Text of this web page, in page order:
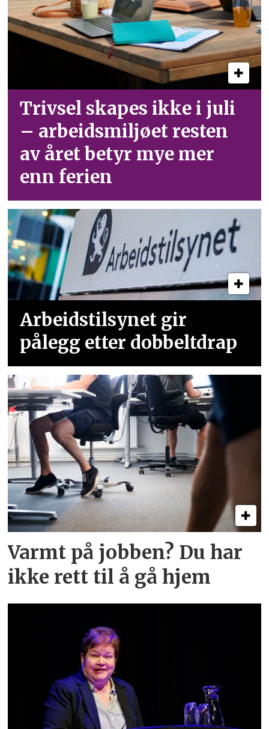
Trivsel skapes ikke i juli
– arbeid­smiljøet resten
av året betyr mye mer
enn ferien
Arbeidstilsynet gir
pålegg etter dobbeltdrap
Varmt på jobben? Du har
ikke rett til å gå hjem